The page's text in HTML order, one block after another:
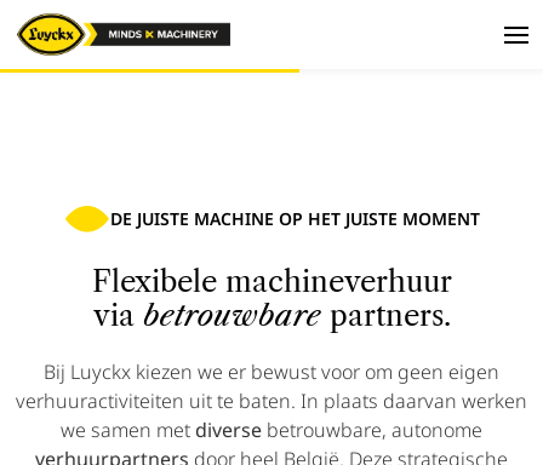
DE JUISTE MACHINE OP HET JUISTE MOMENT
Flexibele machineverhuur
via betrouwbarepartners.
Bij Luyckx kiezen we er bewust voor om geen eigen
verhuuractiviteiten uit te baten. In plaats daarvan werken
we samen met diverse betrouwbare, autonome
verhuurpartners door heel België. Deze strategische